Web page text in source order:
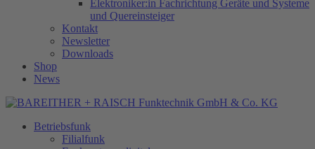
Elektroniker:in Fachrichtung Geräte und Systeme
und Quereinsteiger
Kontakt
Newsletter
Downloads
Shop
News
Betriebsfunk
Filialfunk